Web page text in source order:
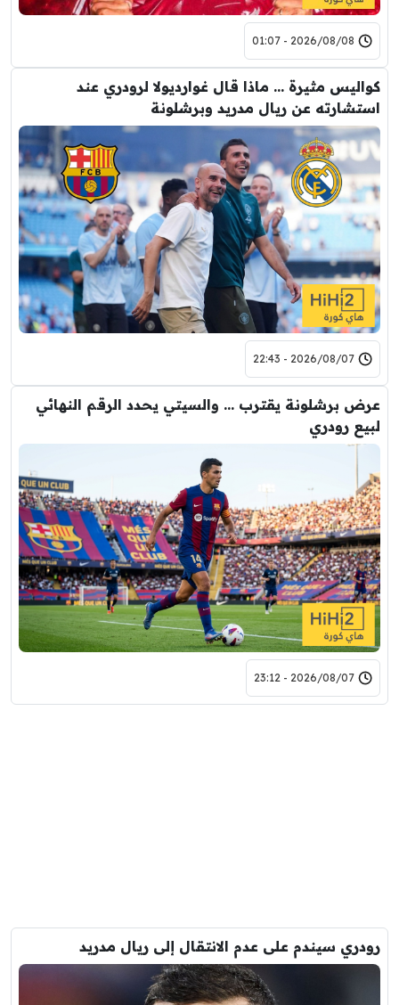
2026/08/08 - 01:07
كواليس مثيرة … ماذا قال غوارديولا لرودري عند
استشارته عن ريال مدريد وبرشلونة
2026/08/07 - 22:43
عرض برشلونة يقترب … والسيتي يحدد الرقم النهائي
لبيع رودري
2026/08/07 - 23:12
رودري سيندم على عدم الانتقال إلى ريال مدريد